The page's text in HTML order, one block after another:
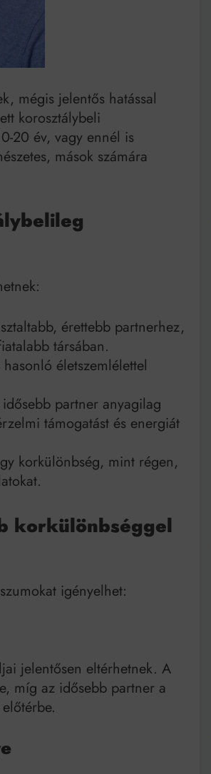
Pradát visel. De te miért öltözöl hozzá?
uralni – de nem csak a 80-as években
akkor működik, ha jól van felújítva
mégis jelentős hatással
korosztálybeli
20 év, vagy ennél is
mások számára
érettebb partnerhez,
társában.
életszemlélettel
partner anyagilag
támogatást és energiát
korkülönbség, mint régen,
korkülönbséggel
igényelhet:
jelentősen eltérhetnek. A
míg az idősebb partner a